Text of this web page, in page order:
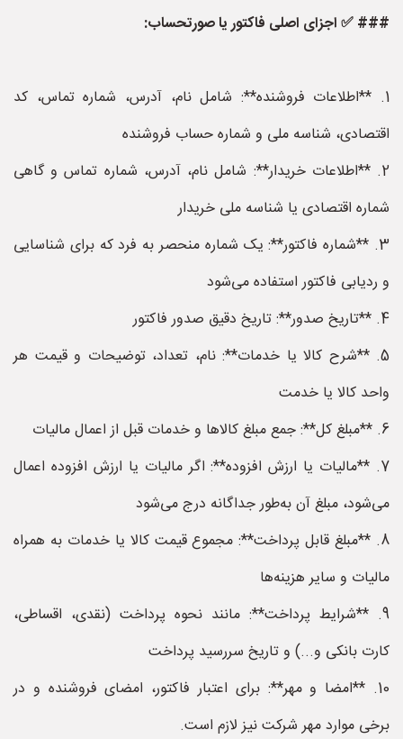
### ✅ اجزای اصلی فاکتور یا صورتحساب:
1. **اطلاعات فروشنده**: شامل نام، آدرس، شماره تماس، کد
اقتصادی، شناسه ملی و شماره حساب فروشنده
2. **اطلاعات خریدار**: شامل نام، آدرس، شماره تماس و گاهی
شماره اقتصادی یا شناسه ملی خریدار
3. **شماره فاکتور**: یک شماره منحصر به فرد که برای شناسایی
و ردیابی فاکتور استفاده می‌شود
4. **تاریخ صدور**: تاریخ دقیق صدور فاکتور
5. **شرح کالا یا خدمات**: نام، تعداد، توضیحات و قیمت هر
واحد کالا یا خدمت
6. **مبلغ کل**: جمع مبلغ کالاها و خدمات قبل از اعمال مالیات
7. **مالیات یا ارزش افزوده**: اگر مالیات یا ارزش افزوده اعمال
می‌شود، مبلغ آن به‌طور جداگانه درج می‌شود
8. **مبلغ قابل پرداخت**: مجموع قیمت کالا یا خدمات به همراه
مالیات و سایر هزینه‌ها
9. **شرایط پرداخت**: مانند نحوه پرداخت (نقدی، اقساطی،
کارت بانکی و...) و تاریخ سررسید پرداخت
10. **امضا و مهر**: برای اعتبار فاکتور، امضای فروشنده و در
برخی موارد مهر شرکت نیز لازم است.